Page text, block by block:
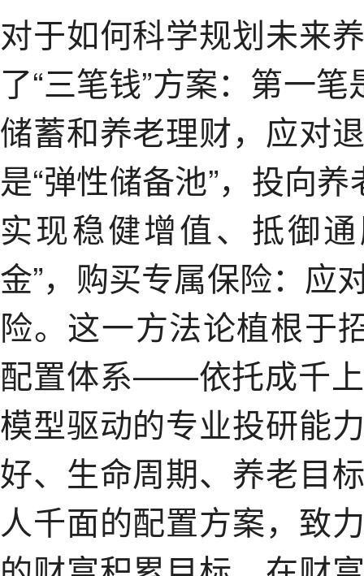
对于如何科学规划未来
了“三笔钱”方案：第一
储蓄和养老理财，应对
是“弹性储备池”，投向
实现稳健增值、抵御
金”，购买专属保险：应
险。这一方法论植根于
配置体系——依托成千
模型驱动的专业投研能
好、生命周期、养老目
人千面的配置方案，致